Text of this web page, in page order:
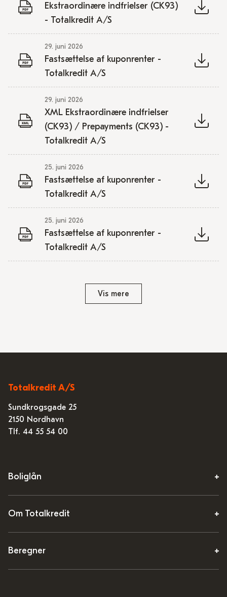
Ekstraordinære indfrielser (CK93)
- Totalkredit A/S
29. juni 2026
Fastsættelse af kuponrenter -
Totalkredit A/S
29. juni 2026
XML Ekstraordinære indfrielser
(CK93) / Prepayments (CK93) -
Totalkredit A/S
25. juni 2026
Fastsættelse af kuponrenter -
Totalkredit A/S
25. juni 2026
Fastsættelse af kuponrenter -
Totalkredit A/S
Vis mere
Totalkredit A/S
Sundkrogsgade 25
2150 Nordhavn
Tlf. 44 55 54 00
Boliglån
Om Totalkredit
Beregner